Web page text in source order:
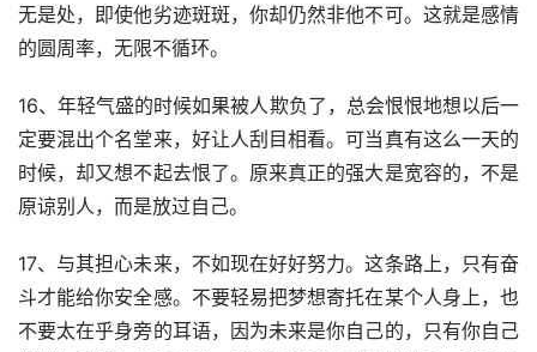
无是处，即使他劣迹斑斑，你却仍然非他不可。这就是感情
的圆周率，无限不循环。
16、年轻气盛的时候如果被人欺负了，总会恨恨地想以后一
定要混出个名堂来，好让人刮目相看。可当真有这么一天的
时候，却又想不起去恨了。原来真正的强大是宽容的，不是
原谅别人，而是放过自己。
17、与其担心未来，不如现在好好努力。这条路上，只有奋
斗才能给你安全感。不要轻易把梦想寄托在某个人身上，也
不要太在乎身旁的耳语，因为未来是你自己的，只有你自己